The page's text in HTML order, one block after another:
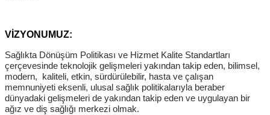
VİZYONUMUZ:
Sağlıkta Dönüşüm Politikası ve Hizmet Kalite Standartları
çerçevesinde teknolojik gelişmeleri yakından takip eden, bilimsel,
modern, kaliteli, etkin, sürdürülebilir, hasta ve çalışan
memnuniyeti eksenli, ulusal sağlık politikalarıyla beraber
dünyadaki gelişmeleri de yakından takip eden ve uygulayan bir
ağız ve diş sağlığı merkezi olmak.